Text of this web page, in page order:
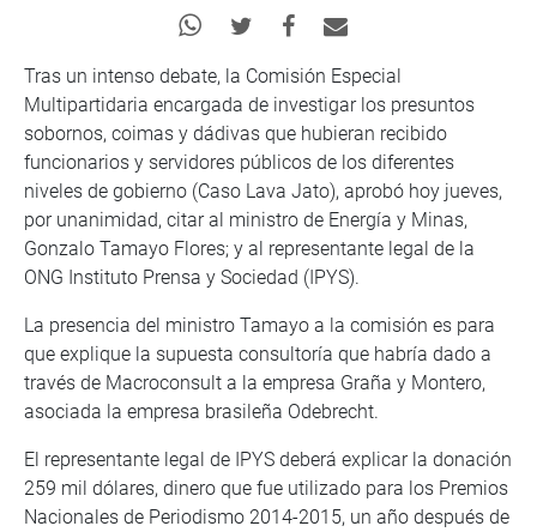
Tras un intenso debate, la Comisión Especial
Multipartidaria encargada de investigar los presuntos
sobornos, coimas y dádivas que hubieran recibido
funcionarios y servidores públicos de los diferentes
niveles de gobierno (Caso Lava Jato), aprobó hoy jueves,
por unanimidad, citar al ministro de Energía y Minas,
Gonzalo Tamayo Flores; y al representante legal de la
ONG Instituto Prensa y Sociedad (IPYS).
La presencia del ministro Tamayo a la comisión es para
que explique la supuesta consultoría que habría dado a
través de Macroconsult a la empresa Graña y Montero,
asociada la empresa brasileña Odebrecht.
El representante legal de IPYS deberá explicar la donación
259 mil dólares, dinero que fue utilizado para los Premios
Nacionales de Periodismo 2014-2015, un año después de